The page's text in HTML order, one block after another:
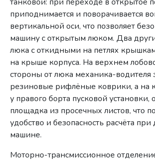
приподнимается и поворачивается
вертикальной оси, что позволяет
машину с открытым люком. Два
люка с откидными на петлях
на крыше корпуса. На верхнем
стороны от люка механика-водителя
резиновые рифлёные коврики, а на
у правого борта пусковой установки,
площадка из просечных листов, что
удобство и безопасность расчёта при
машине.
Моторно-трансмиссионное